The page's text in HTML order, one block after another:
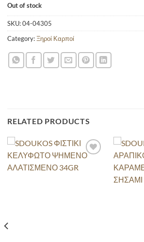
Out of stock
SKU:04-04305
Category:Ξηροί Καρποί
RELATED PRODUCTS